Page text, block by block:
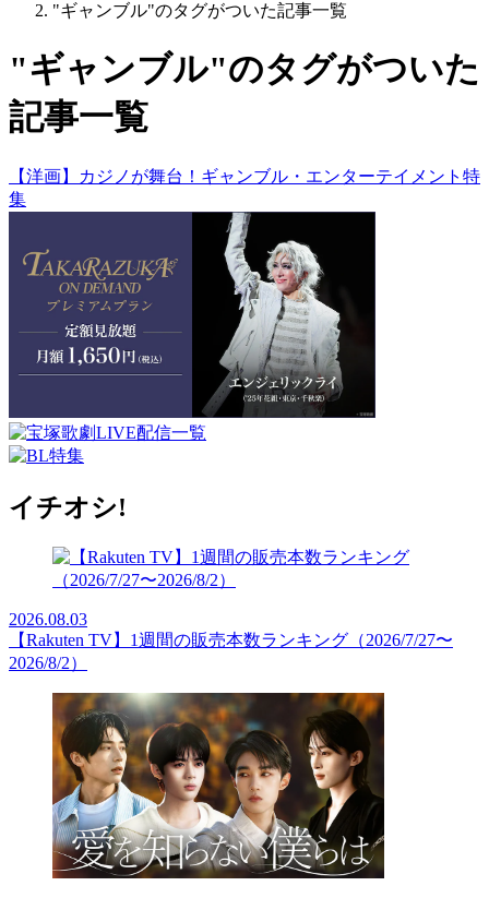
"ギャンブル"のタグがついた記事一覧
"ギャンブル"のタグがついた
記事一覧
【洋画】カジノが舞台！ギャンブル・エンターテイメント特
集
イチオシ!
2026.08.03
【Rakuten TV】1週間の販売本数ランキング（2026/7/27〜
2026/8/2）